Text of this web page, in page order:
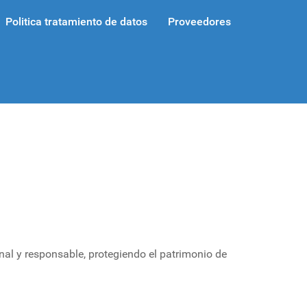
Politica tratamiento de datos Proveedores
y responsable, protegiendo el patrimonio de